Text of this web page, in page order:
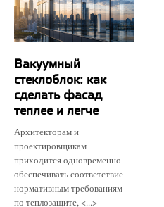
Вакуумный
стеклоблок: как
сделать фасад
теплее и легче
Архитекторам и
проектировщикам
приходится одновременно
обеспечивать соответствие
нормативным требованиям
по теплозащите, <...>